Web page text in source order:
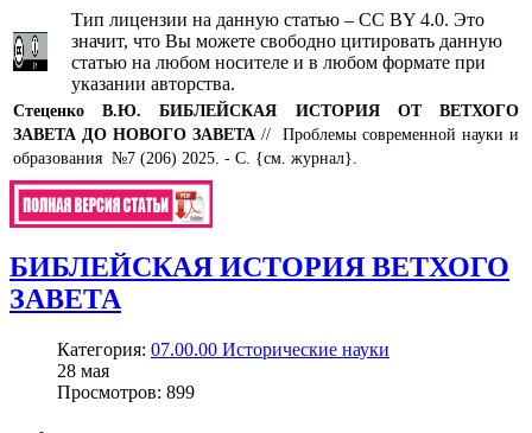
Тип лицензии на данную статью – CC BY 4.0. Это
значит, что Вы можете свободно цитировать данную
статью на любом носителе и в любом формате при
указании авторства.
Стеценко В.Ю.БИБЛЕЙСКАЯ ИСТОРИЯ ОТ ВЕТХОГО
ЗАВЕТА ДО НОВОГО ЗАВЕТА // Проблемы современной науки и
образования №7 (206) 2025. - С. {см. журнал}.
БИБЛЕЙСКАЯ ИСТОРИЯ ВЕТХОГО
ЗАВЕТА
Категория: 07.00.00 Исторические науки
28 мая
Просмотров: 899